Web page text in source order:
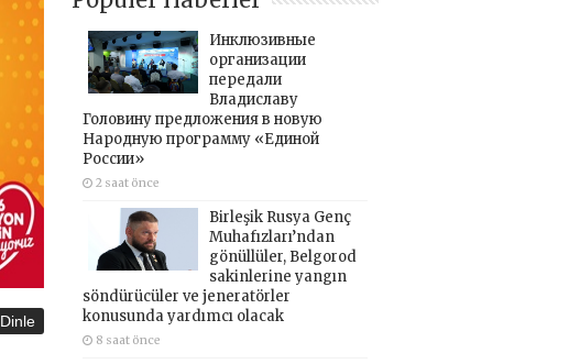
Dinle
Инклюзивные
организации
передали
Владиславу
Головину предложения в новую
Народную программу «Единой
России»
2 saat önce
Birleşik Rusya Genç
Muhafızları’ndan
gönüllüler, Belgorod
sakinlerine yangın
söndürücüler ve jeneratörler
konusunda yardımcı olacak
8 saat önce